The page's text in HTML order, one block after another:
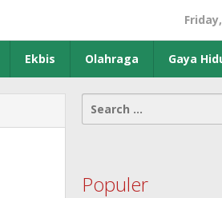
Ekbis Olahraga Gaya
Search
for:
Populer